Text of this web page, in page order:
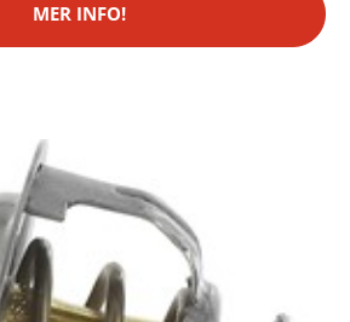
MER INFO!